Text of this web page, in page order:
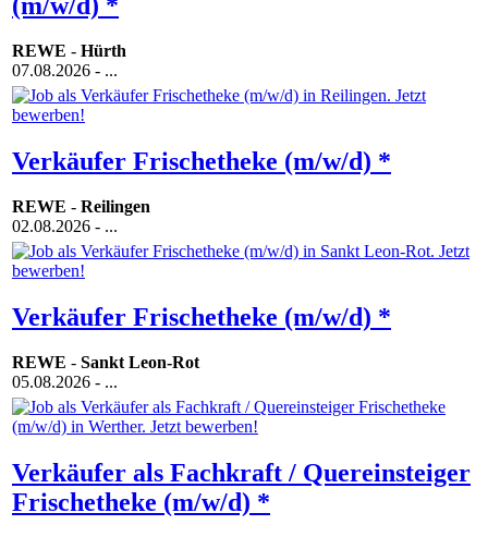
REWE - Hürth
07.08.2026 - ...
Verkäufer Frischetheke (m/w/d) *
REWE - Reilingen
02.08.2026 - ...
Verkäufer Frischetheke (m/w/d) *
REWE - Sankt Leon-Rot
05.08.2026 - ...
Verkäufer als Fachkraft / Quereinsteiger
Frischetheke (m/w/d) *